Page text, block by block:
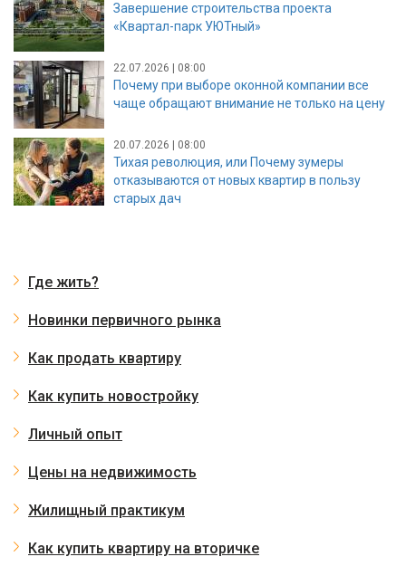
Завершение строительства проекта
«Квартал-парк УЮТный»
22.07.2026 | 08:00
Почему при выборе оконной компании все
чаще обращают внимание не только на цену
20.07.2026 | 08:00
Тихая революция, или Почему зумеры
отказываются от новых квартир в пользу
старых дач
Где жить?
Новинки первичного рынка
Как продать квартиру
Как купить новостройку
Личный опыт
Цены на недвижимость
Жилищный практикум
Как купить квартиру на вторичке